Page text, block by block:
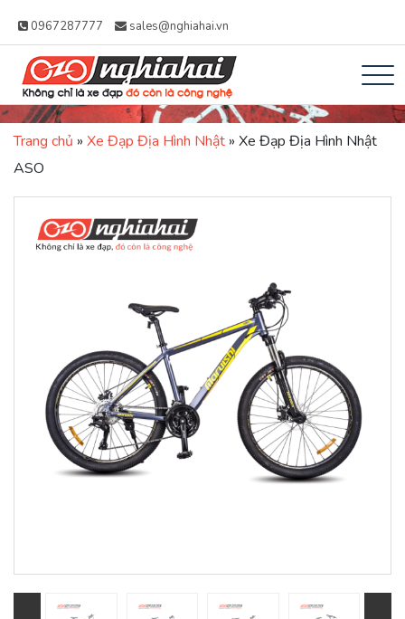
0967287777 sales@nghiahai.vn
Xe đạp Nhật Nghĩa
Hải – Xe Đạp Trợ
Lực Nhật Bản
Không chỉ là xe đạp, đó còn là công
nghệ
Trang chủ » Xe Đạp Địa Hình Nhật » Xe Đạp Địa Hình Nhật
ASO